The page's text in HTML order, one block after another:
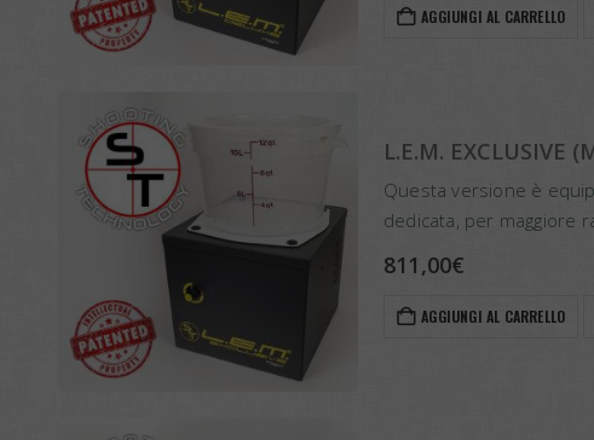
AGGIUNGI AL CARRELLO
L.E.M. EXCLUSIVE
Questa versione è
dedicata, per maggiore
811,00€
AGGIUNGI AL CARRELLO